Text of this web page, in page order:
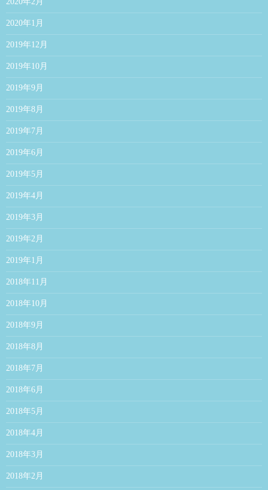
2020年1月
2019年12月
2019年10月
2019年9月
2019年8月
2019年7月
2019年6月
2019年5月
2019年4月
2019年3月
2019年2月
2019年1月
2018年11月
2018年10月
2018年9月
2018年8月
2018年7月
2018年6月
2018年5月
2018年4月
2018年3月
2018年2月